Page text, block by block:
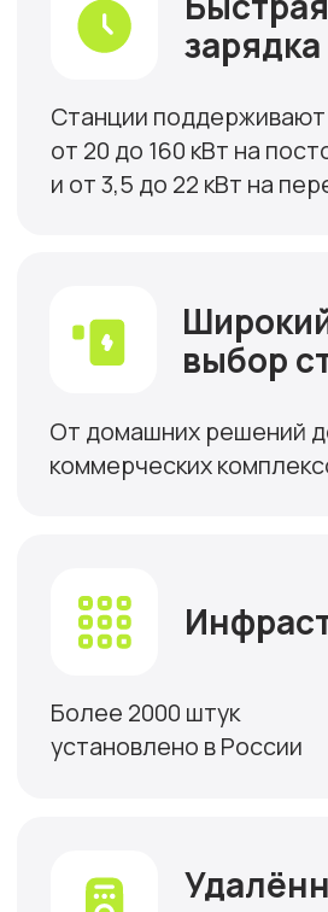
обеспечения до сборки
Собственное конструкторское бюро и
современные, безопасные и удобные
решения с широким функционалом и
стильным дизайном.
лист «Как выбрать
зарядную станцию и
место установки»